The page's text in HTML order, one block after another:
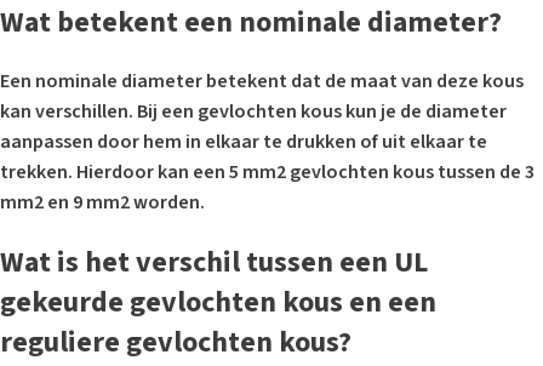
Wat betekent een nominale diameter?
Een nominale diameter betekent dat de maat van deze kous
kan verschillen. Bij een gevlochten kous kun je de diameter
aanpassen door hem in elkaar te drukken of uit elkaar te
trekken. Hierdoor kan een 5 mm2 gevlochten kous tussen de 3
mm2 en 9 mm2 worden.
Wat is het verschil tussen een UL
gekeurde gevlochten kous en een
reguliere gevlochten kous?